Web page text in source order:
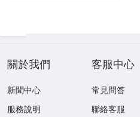
關於我們
新聞中心
服務說明
客服中心
常見問答
聯絡客服